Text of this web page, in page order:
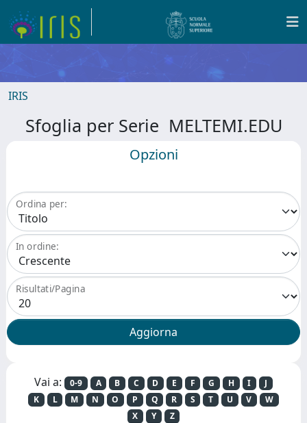
IRIS
Sfoglia per Serie MELTEMI.EDU
Opzioni
Ordina per:
In ordine:
Risultati/Pagina
Vai a: 0-9 A B C D E F G H I
J
K
L M N O P Q R S T U V
W
X
Y Z